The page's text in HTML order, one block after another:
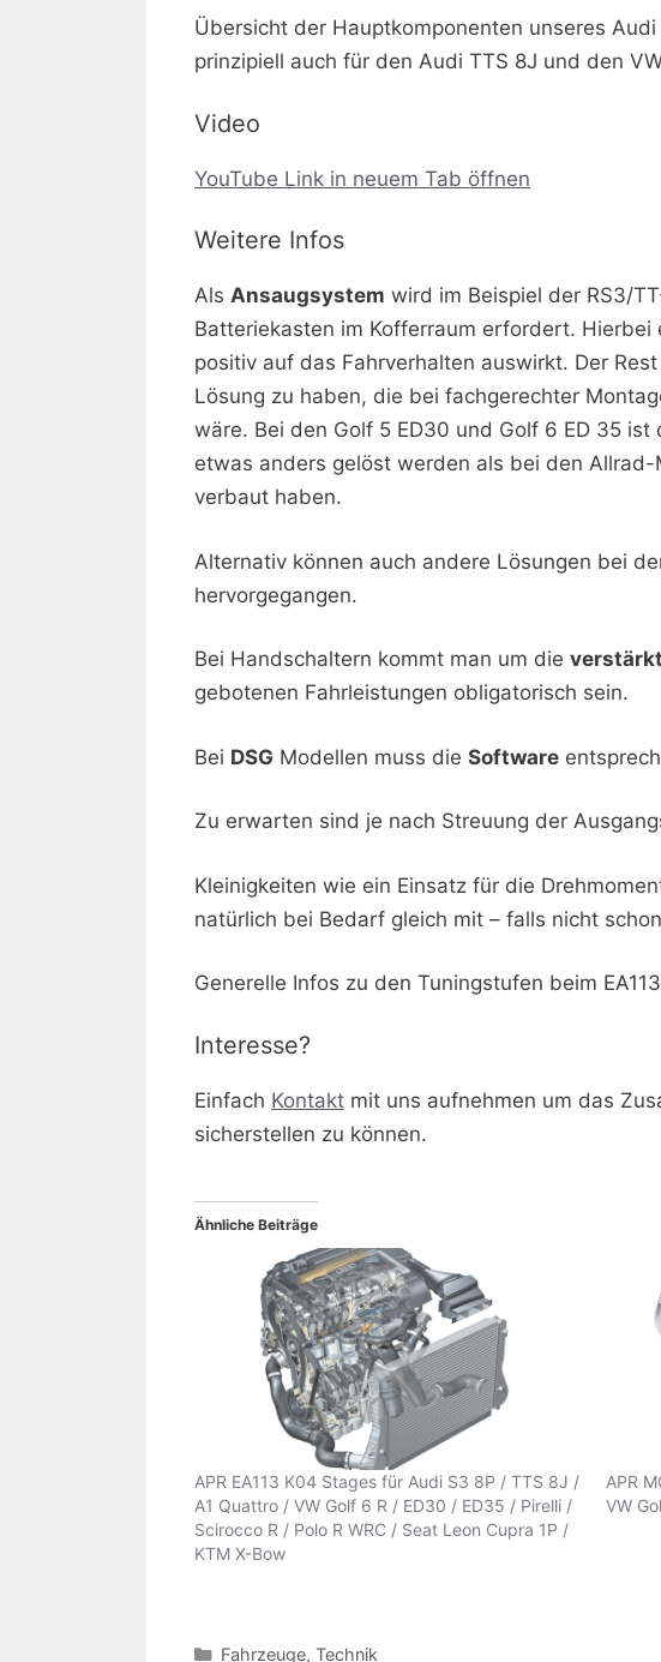
Übersicht der Hauptkomponenten unseres
prinzipiell auch für den Audi TTS 8J und den
Video
YouTube Link in neuem Tab öffnen
Weitere Infos
Als Ansaugsystem wird im Beispiel der RS3/
Batteriekasten im Kofferraum erfordert.
positiv auf das Fahrverhalten auswirkt. Der
Lösung zu haben, die bei fachgerechter
wäre. Bei den Golf 5 ED30 und Golf 6 ED 35
etwas anders gelöst werden als bei den
verbaut haben.
Alternativ können auch andere Lösungen bei
hervorgegangen.
Bei Handschaltern kommt man um die
gebotenen Fahrleistungen obligatorisch sein.
Bei DSG Modellen muss die Software
Zu erwarten sind je nach Streuung der
Kleinigkeiten wie ein Einsatz für die
natürlich bei Bedarf gleich mit – falls nicht
Generelle Infos zu den Tuningstufen beim
Interesse?
Einfach Kontakt mit uns aufnehmen um das
sicherstellen zu können.
Ähnliche Beiträge
APR EA113 K04 Stages für Audi S3 8P / TTS 8J /
A1 Quattro / VW Golf 6 R / ED30 / ED35 / Pirelli /
Scirocco R / Polo R WRC / Seat Leon Cupra 1P /
KTM X-Bow
APR
VW
Kategorien
Fahrzeuge, Technik